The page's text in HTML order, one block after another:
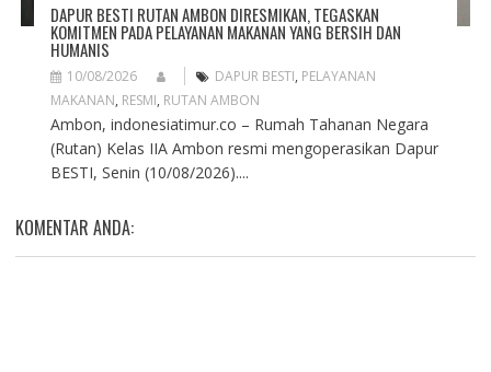
DAPUR BESTI RUTAN AMBON DIRESMIKAN, TEGASKAN
KOMITMEN PADA PELAYANAN MAKANAN YANG BERSIH DAN
HUMANIS
10/08/2026 DAPUR BESTI, PELAYANAN
MAKANAN, RESMI, RUTAN AMBON
Ambon, indonesiatimur.co – Rumah Tahanan Negara
(Rutan) Kelas IIA Ambon resmi mengoperasikan Dapur
BESTI, Senin (10/08/2026)....
KOMENTAR ANDA: